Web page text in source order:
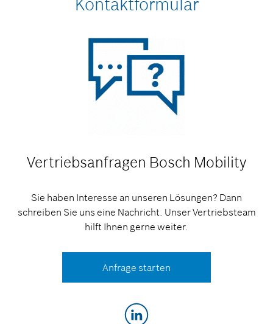
Kontaktformular
Vertriebsanfragen Bosch Mobility
Sie haben Interesse an unseren Lösungen? Dann
schreiben Sie uns eine Nachricht. Unser Vertriebsteam
hilft Ihnen gerne weiter.
Anfrage starten